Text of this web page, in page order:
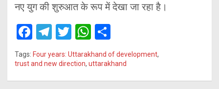
नए युग की शुरुआत के रूप में देखा जा रहा है।
F
a
ce
b
T
e
gr
T
wi
tt
er
W
h
at
s
h
ar
e
Tags: Four years: Uttarakhand of development,
trust and new direction, uttarakhand